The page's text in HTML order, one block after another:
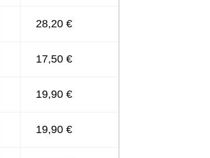
28,20 €
17,50 €
19,90 €
19,90 €